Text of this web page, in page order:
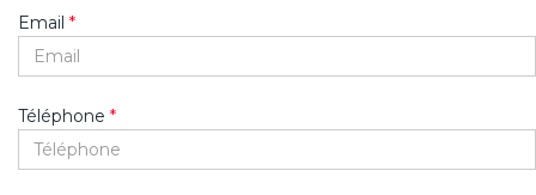
Email *
Téléphone *